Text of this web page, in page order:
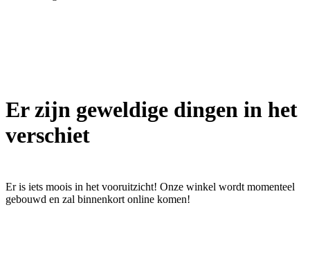
Er zijn geweldige dingen in het
verschiet
Er is iets moois in het vooruitzicht! Onze winkel wordt momenteel
gebouwd en zal binnenkort online komen!